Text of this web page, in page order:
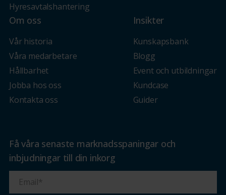
Hyresavtalshantering
Om oss
Vår historia
Våra medarbetare
Hållbarhet
Jobba hos oss
Kontakta oss
Insikter
Kunskapsbank
Blogg
Event och utbildningar
Kundcase
Guider
Få våra senaste marknadsspaningar och
inbjudningar till din inkorg